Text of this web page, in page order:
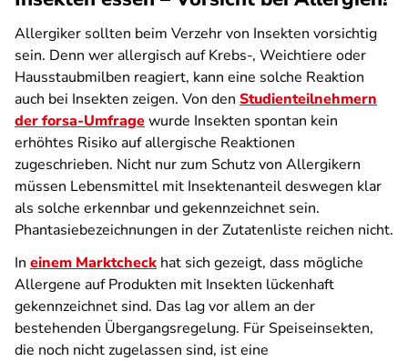
Allergiker sollten beim Verzehr von Insekten vorsichtig
sein. Denn wer allergisch auf Krebs-, Weichtiere oder
Hausstaubmilben reagiert, kann eine solche Reaktion
auch bei Insekten zeigen. Von den Studienteilnehmern
der forsa-Umfragewurde Insekten spontan kein
erhöhtes Risiko auf allergische Reaktionen
zugeschrieben. Nicht nur zum Schutz von Allergikern
müssen Lebensmittel mit Insektenanteil deswegen klar
als solche erkennbar und gekennzeichnet sein.
Phantasiebezeichnungen in der Zutatenliste reichen nicht.
In einem Marktcheck hat sich gezeigt, dass mögliche
Allergene auf Produkten mit Insekten lückenhaft
gekennzeichnet sind. Das lag vor allem an der
bestehenden Übergangsregelung. Für Speiseinsekten,
die noch nicht zugelassen sind, ist eine